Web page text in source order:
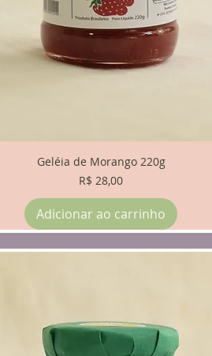
Geléia de Morango 220g
Preço
R$ 28,00
Adicionar ao carrinho